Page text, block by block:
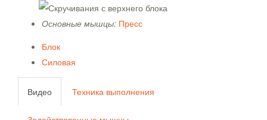
Основные мышцы: Пресс
Блок
Силовая
Видео Техника выполнения